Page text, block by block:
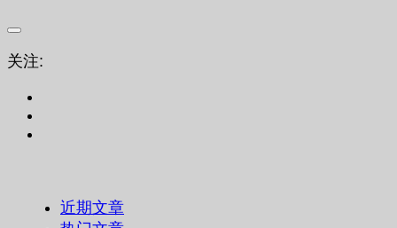
关注:
近期文章